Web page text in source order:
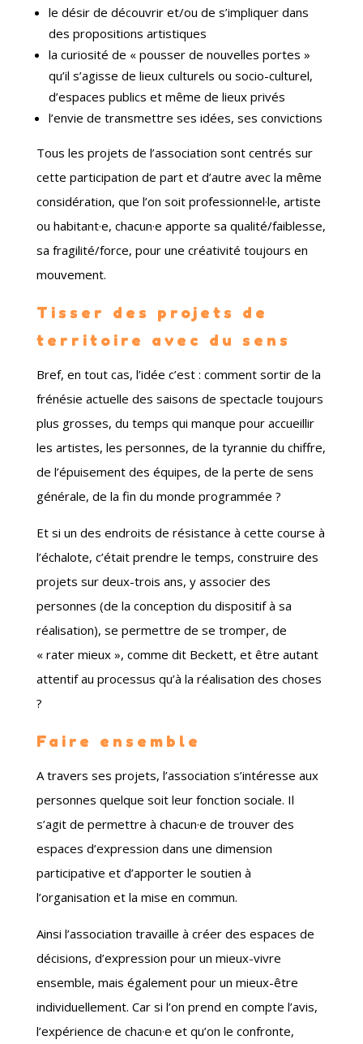
le désir de découvrir et/ou de s’impliquer dans
des propositions artistiques
la curiosité de « pousser de nouvelles portes »
qu’il s’agisse de lieux culturels ou socio-culturel,
d’espaces publics et même de lieux privés
l’envie de transmettre ses idées, ses convictions
Tous les projets de l’association sont centrés sur
cette participation de part et d’autre avec la même
considération, que l’on soit professionnel·le, artiste
ou habitant·e, chacun·e apporte sa qualité/faiblesse,
sa fragilité/force, pour une créativité toujours en
mouvement.
Tisser des projets de
territoire avec du sens
Bref, en tout cas, l’idée c’est : comment sortir de la
frénésie actuelle des saisons de spectacle toujours
plus grosses, du temps qui manque pour accueillir
les artistes, les personnes, de la tyrannie du chiffre,
de l’épuisement des équipes, de la perte de sens
générale, de la fin du monde programmée ?
Et si un des endroits de résistance à cette course à
l’échalote, c’était prendre le temps, construire des
projets sur deux-trois ans, y associer des
personnes (de la conception du dispositif à sa
réalisation), se permettre de se tromper, de
« rater mieux », comme dit Beckett, et être autant
attentif au processus qu’à la réalisation des choses
?
Faire ensemble
A travers ses projets, l’association s’intéresse aux
personnes quelque soit leur fonction sociale. Il
s’agit de permettre à chacun·e de trouver des
espaces d’expression dans une dimension
participative et d’apporter le soutien à
l’organisation et la mise en commun.
Ainsi l’association travaille à créer des espaces de
décisions, d’expression pour un mieux-vivre
ensemble, mais également pour un mieux-être
individuellement. Car si l’on prend en compte l’avis,
l’expérience de chacun·e et qu’on le confronte,